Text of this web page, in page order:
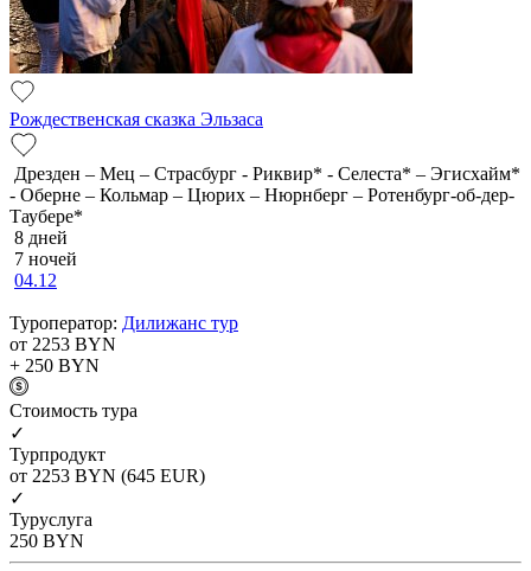
Рождественская сказка Эльзаса
Дрезден – Мец – Страсбург - Риквир* - Селеста* – Эгисхайм*
- Оберне – Кольмар – Цюрих – Нюрнберг – Ротенбург-об-дер-
Таубере*
8 дней
7 ночей
04.12
Туроператор: Дилижанс тур
от 2253 BYN
+ 250 BYN
Cтоимость тура
✓
Турпродукт
от 2253 BYN (645 EUR)
✓
Туруслуга
250 BYN